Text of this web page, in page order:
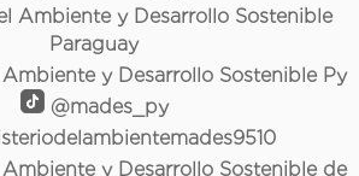
Ambiente y Desarrollo Sostenible
Paraguay
y Desarrollo Sostenible Py
@mades_py
y Desarrollo Sostenible de